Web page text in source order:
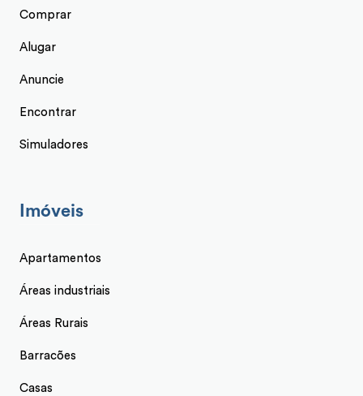
Comprar
Alugar
Anuncie
Encontrar
Simuladores
Imóveis
Apartamentos
Áreas industriais
Áreas Rurais
Barracões
Casas